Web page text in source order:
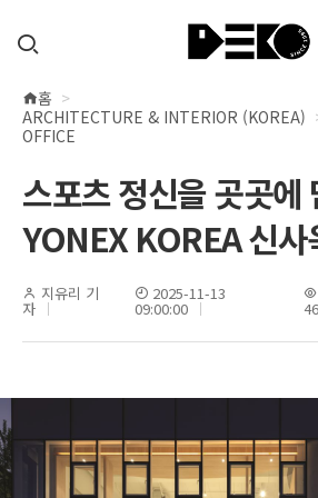
현
재
치
홈
ARCHITECTURE & INTERIOR (KOREA)
OFFICE
스포츠 정신을 곳곳에
YONEX KOREA 신사
지유리 기
자
2025-11-13
09:00:00